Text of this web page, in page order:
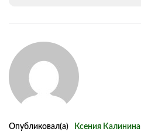
Опубликовал(а) Ксения Калинина